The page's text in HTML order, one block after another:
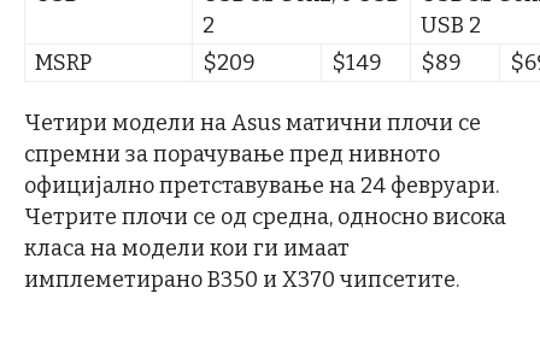
2
USB 2
MSRP
$209 $149 $89
Четири модели на Asus матични плочи се
спремни за порачување пред нивното
официјално претставување на 24 февруари.
Четрите плочи се од средна, односно висока
класа на модели кои ги имаат
имплеметирано B350 и X370 чипсетите.